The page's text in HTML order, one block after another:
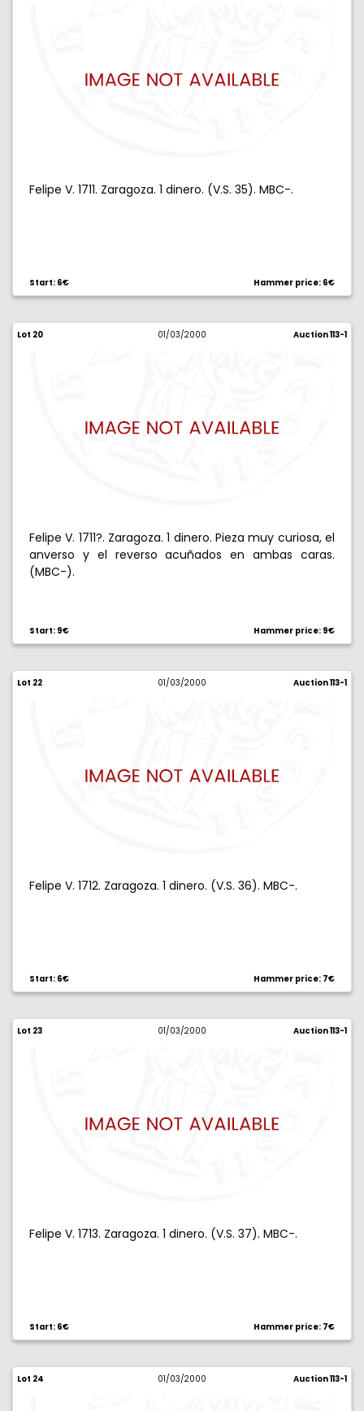
Felipe V. 1711. Zaragoza. 1 dinero. (V.S. 35). MBC-.
Start: 6€ Hammer price: 6€
Lot 20 01/03/2000 Auction 113-1
Felipe V. 1711?. Zaragoza. 1 dinero. Pieza muy curiosa, el
anverso y el reverso acuñados en ambas caras.
(MBC-).
Start: 9€ Hammer price: 9€
Lot 22 01/03/2000 Auction 113-1
Felipe V. 1712. Zaragoza. 1 dinero. (V.S. 36). MBC-.
Start: 6€ Hammer price: 7€
Lot 23 01/03/2000 Auction 113-1
Felipe V. 1713. Zaragoza. 1 dinero. (V.S. 37). MBC-.
Start: 6€ Hammer price: 7€
Lot 24 01/03/2000 Auction 113-1